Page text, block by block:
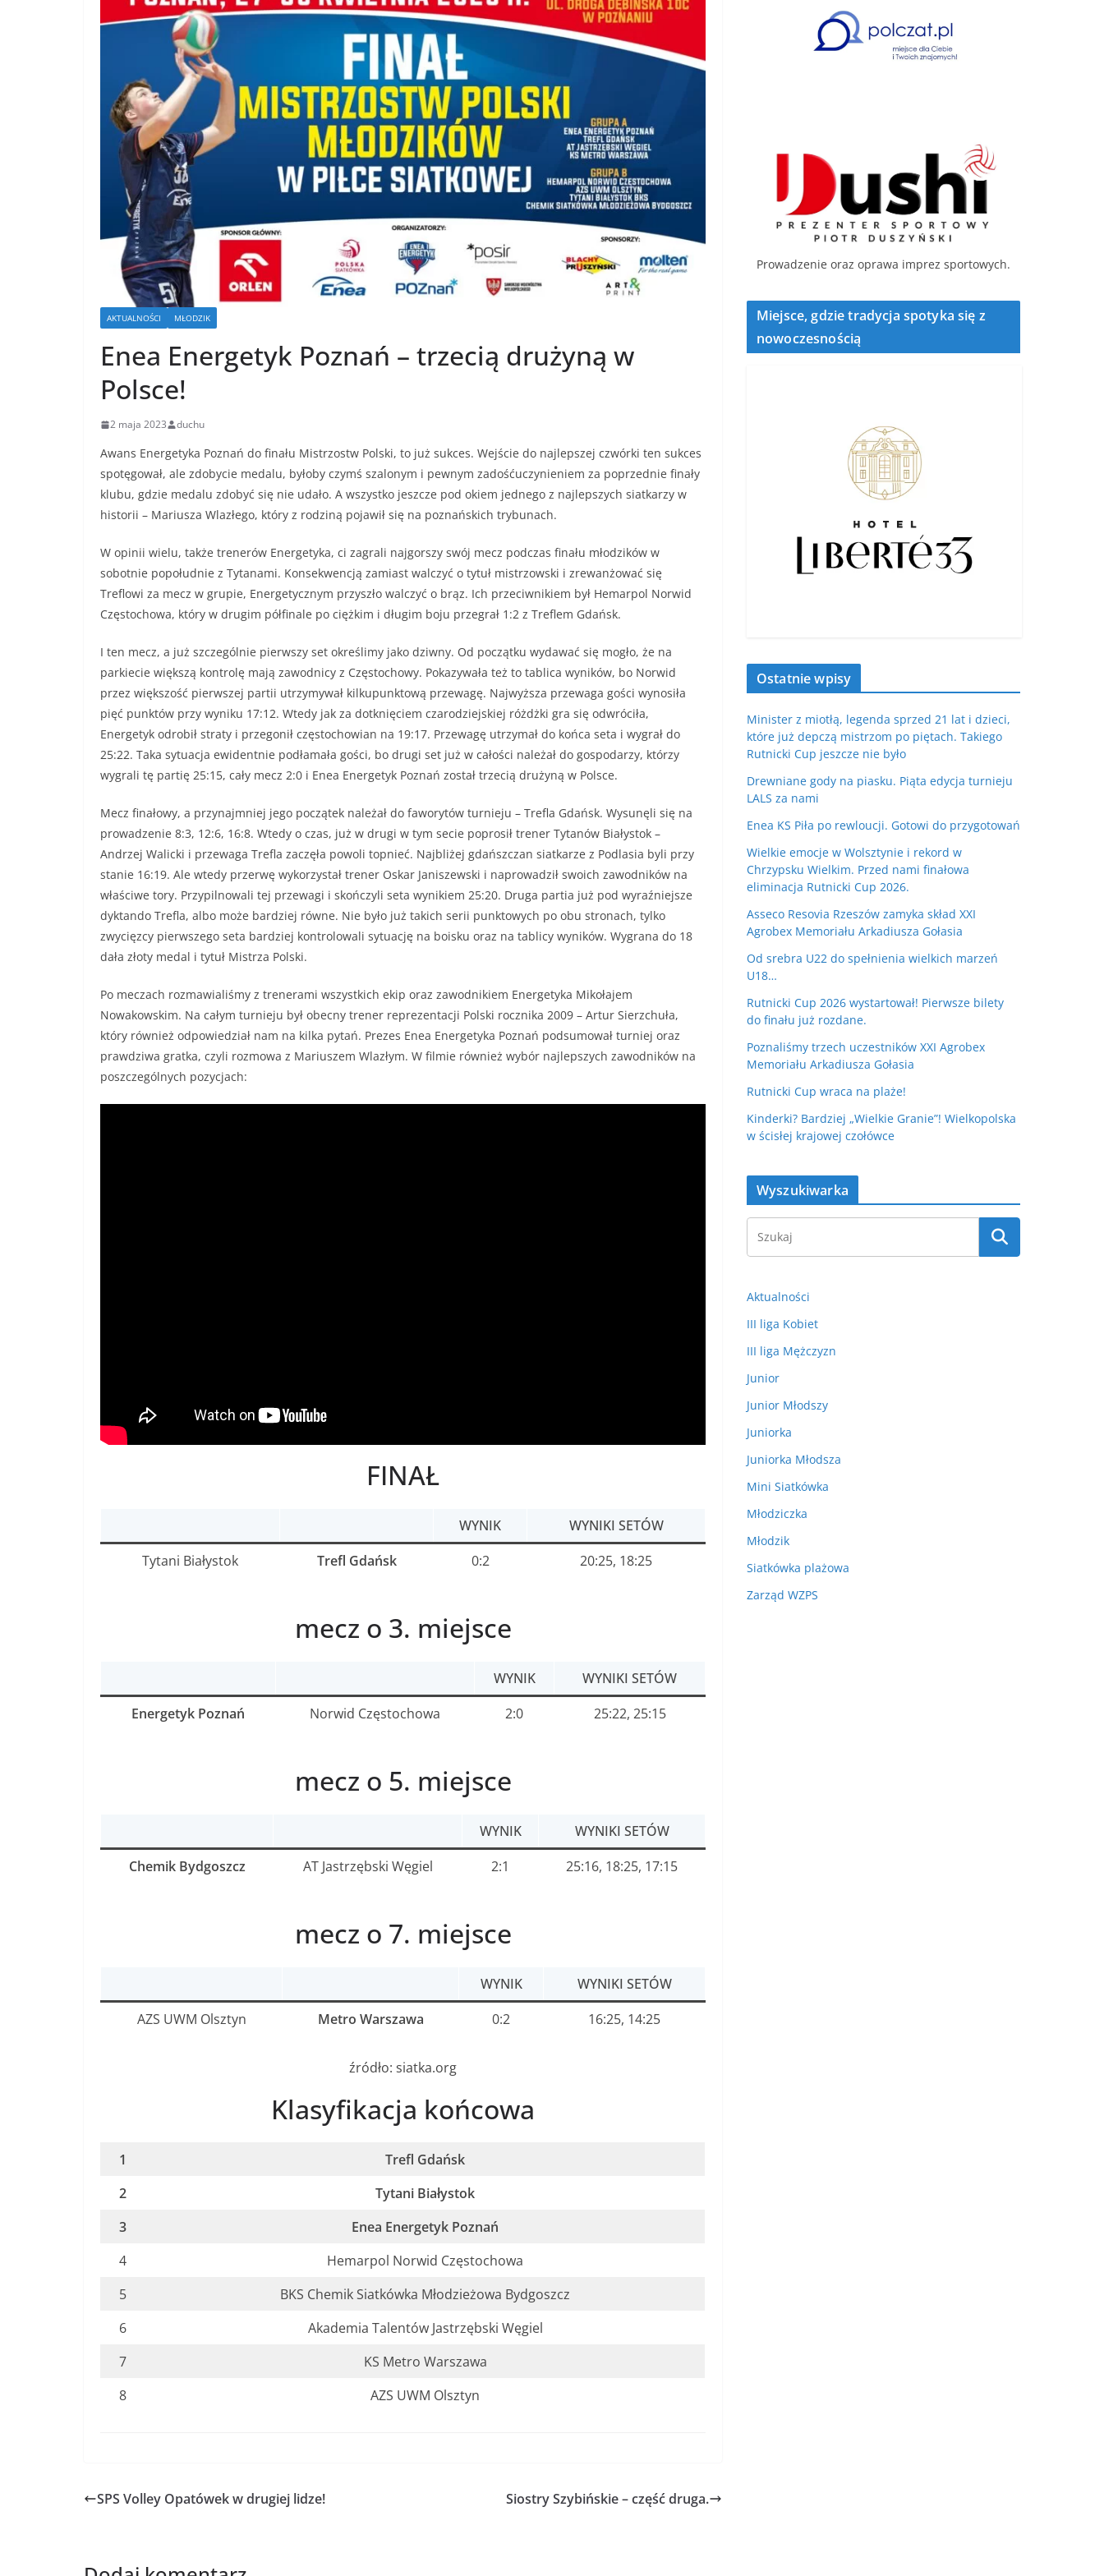
AKTUALNOŚCI MŁODZIK
Enea Energetyk Poznań – trzecią drużyną w
Polsce!
2 maja 2023 duchu
Awans Energetyka Poznań do finału Mistrzostw Polski, to już sukces. Wejście do najlepszej czwórki ten sukces
spotęgował, ale zdobycie medalu, byłoby czymś szalonym i pewnym zadośćuczynieniem za poprzednie finały
klubu, gdzie medalu zdobyć się nie udało. A wszystko jeszcze pod okiem jednego z najlepszych siatkarzy w
historii – Mariusza Wlazłego, który z rodziną pojawił się na poznańskich trybunach.
W opinii wielu, także trenerów Energetyka, ci zagrali najgorszy swój mecz podczas finału młodzików w
sobotnie popołudnie z Tytanami. Konsekwencją zamiast walczyć o tytuł mistrzowski i zrewanżować się
Treflowi za mecz w grupie, Energetycznym przyszło walczyć o brąz. Ich przeciwnikiem był Hemarpol Norwid
Częstochowa, który w drugim półfinale po ciężkim i długim boju przegrał 1:2 z Treflem Gdańsk.
I ten mecz, a już szczególnie pierwszy set określimy jako dziwny. Od początku wydawać się mogło, że na
parkiecie większą kontrolę mają zawodnicy z Częstochowy. Pokazywała też to tablica wyników, bo Norwid
przez większość pierwszej partii utrzymywał kilkupunktową przewagę. Najwyższa przewaga gości wynosiła
pięć punktów przy wyniku 17:12. Wtedy jak za dotknięciem czarodziejskiej różdżki gra się odwróciła,
Energetyk odrobił straty i przegonił częstochowian na 19:17. Przewagę utrzymał do końca seta i wygrał do
25:22. Taka sytuacja ewidentnie podłamała gości, bo drugi set już w całości należał do gospodarzy, którzy
wygrali tę partię 25:15, cały mecz 2:0 i Enea Energetyk Poznań został trzecią drużyną w Polsce.
Mecz finałowy, a przynajmniej jego początek należał do faworytów turnieju – Trefla Gdańsk. Wysunęli się na
prowadzenie 8:3, 12:6, 16:8. Wtedy o czas, już w drugi w tym secie poprosił trener Tytanów Białystok –
Andrzej Walicki i przewaga Trefla zaczęła powoli topnieć. Najbliżej gdańszczan siatkarze z Podlasia byli przy
stanie 16:19. Ale wtedy przerwę wykorzystał trener Oskar Janiszewski i naprowadził swoich zawodników na
właściwe tory. Przypilnowali tej przewagi i skończyli seta wynikiem 25:20. Druga partia już pod wyraźniejsze
dyktando Trefla, albo może bardziej równe. Nie było już takich serii punktowych po obu stronach, tylko
zwycięzcy pierwszego seta bardziej kontrolowali sytuację na boisku oraz na tablicy wyników. Wygrana do 18
dała złoty medal i tytuł Mistrza Polski.
Po meczach rozmawialiśmy z trenerami wszystkich ekip oraz zawodnikiem Energetyka Mikołajem
Nowakowskim. Na całym turnieju był obecny trener reprezentacji Polski rocznika 2009 – Artur Sierzchuła,
który również odpowiedział nam na kilka pytań. Prezes Enea Energetyka Poznań podsumował turniej oraz
prawdziwa gratka, czyli rozmowa z Mariuszem Wlazłym. W filmie również wybór najlepszych zawodników na
poszczególnych pozycjach:
FINAŁ
WYNIK
WYNIKI SETÓW
Tytani Białystok
Trefl Gdańsk 0:2 20:25, 18:25
mecz o 3. miejsce
WYNIK
WYNIKI SETÓW
Energetyk Poznań
Norwid Częstochowa 2:0 25:22, 25:15
mecz o 5. miejsce
WYNIK
WYNIKI SETÓW
Chemik Bydgoszcz
AT Jastrzębski Węgiel 2:1 25:16, 18:25, 17:15
mecz o 7. miejsce
WYNIK
WYNIKI SETÓW
AZS UWM Olsztyn
Metro Warszawa 0:2 16:25, 14:25
źródło: siatka.org
Klasyfikacja końcowa
1
Trefl Gdańsk
2
Tytani Białystok
3
Enea Energetyk Poznań
4
Hemarpol Norwid Częstochowa
5
BKS Chemik Siatkówka Młodzieżowa Bydgoszcz
6
Akademia Talentów Jastrzębski Węgiel
7
KS Metro Warszawa
8
AZS UWM Olsztyn
SPS Volley Opatówek w drugiej lidze! Siostry Szybińskie – część druga.
Prowadzenie oraz oprawa imprez sportowych.
Miejsce, gdzie tradycja spotyka się z
nowoczesnością
Ostatnie wpisy
Minister z miotłą, legenda sprzed 21 lat i dzieci,
które już depczą mistrzom po piętach. Takiego
Rutnicki Cup jeszcze nie było
Drewniane gody na piasku. Piąta edycja turnieju
LALS za nami
Enea KS Piła po rewloucji. Gotowi do przygotowań
Wielkie emocje w Wolsztynie i rekord w
Chrzypsku Wielkim. Przed nami finałowa
eliminacja Rutnicki Cup 2026.
Asseco Resovia Rzeszów zamyka skład XXI
Agrobex Memoriału Arkadiusza Gołasia
Od srebra U22 do spełnienia wielkich marzeń
U18…
Rutnicki Cup 2026 wystartował! Pierwsze bilety
do finału już rozdane.
Poznaliśmy trzech uczestników XXI Agrobex
Memoriału Arkadiusza Gołasia
Rutnicki Cup wraca na plaże!
Kinderki? Bardziej „Wielkie Granie”! Wielkopolska
w ścisłej krajowej czołówce
Wyszukiwarka
Aktualności
III liga Kobiet
III liga Mężczyzn
Junior
Junior Młodszy
Juniorka
Juniorka Młodsza
Mini Siatkówka
Młodziczka
Młodzik
Siatkówka plażowa
Zarząd WZPS